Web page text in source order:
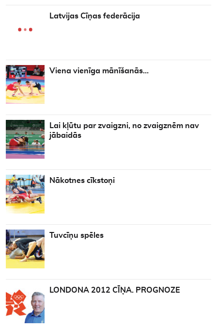
Latvijas Cīņas federācija
Viena vienīga mānīšanās…
Lai kļūtu par zvaigzni, no zvaigznēm nav
jābaidās
Nākotnes cīkstoņi
Tuvcīņu spēles
LONDONA 2012 CĪŅA. PROGNOZE